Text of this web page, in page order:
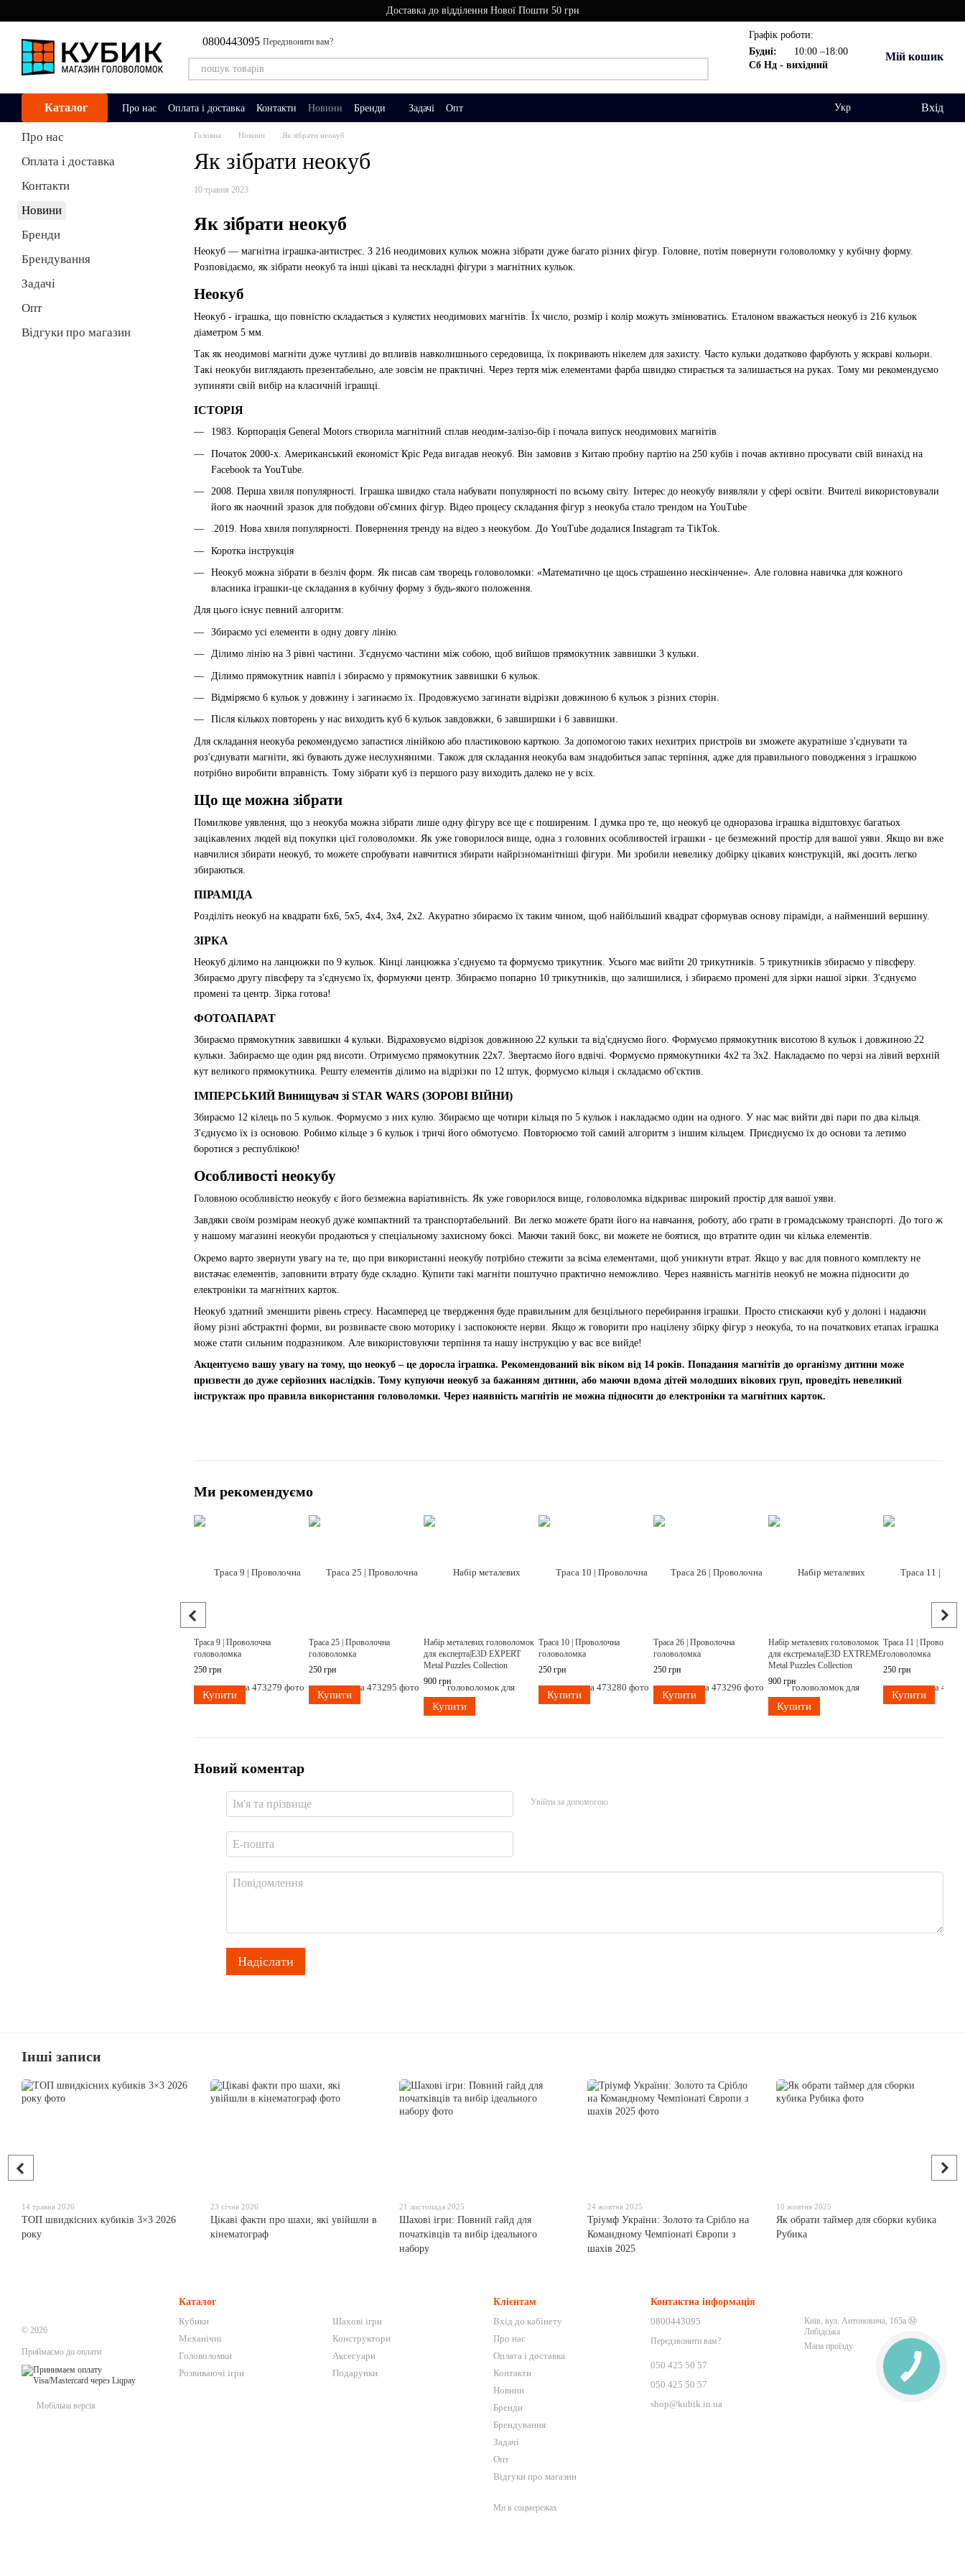
Доставка до відділення Нової Пошти 50 грн
0800443095 Передзвонити вам?
Графік роботи:
Будні:
10:00 –18:00
Сб Нд - вихідний
Мій кошик
Каталог Про нас Оплата і доставка Контакти Новини Бренди Задачі Опт Укр Вхід
Головна Новини Як зібрати неокуб
Як зібрати неокуб
10 травня 2023
Як зібрати неокуб
Неокуб — магнітна іграшка-антистрес. З 216 неодимових кульок можна зібрати дуже багато різних фігур. Головне, потім повернути головоломку у кубічну форму.
Розповідаємо, як зібрати неокуб та інші цікаві та нескладні фігури з магнітних кульок.
Неокуб
Неокуб - іграшка, що повністю складається з кулястих неодимових магнітів. Їх число, розмір і колір можуть змінюватись. Еталоном вважається неокуб із 216 кульок
діаметром 5 мм.
Так як неодимові магніти дуже чутливі до впливів навколишнього середовища, їх покривають нікелем для захисту. Часто кульки додатково фарбують у яскраві кольори.
Такі неокуби виглядають презентабельно, але зовсім не практичні. Через тертя між елементами фарба швидко стирається та залишається на руках. Тому ми рекомендуємо
зупиняти свій вибір на класичній іграшці.
ІСТОРІЯ
1983. Корпорація General Motors створила магнітний сплав неодим-залізо-бір і почала випуск неодимових магнітів
Початок 2000-х. Американський економіст Кріс Реда вигадав неокуб. Він замовив з Китаю пробну партію на 250 кубів і почав активно просувати свій винахід на
Facebook та YouTube.
2008. Перша хвиля популярності. Іграшка швидко стала набувати популярності по всьому світу. Інтерес до неокубу виявляли у сфері освіти. Вчителі використовували
його як наочний зразок для побудови об'ємних фігур. Відео процесу складання фігур з неокуба стало трендом на YouTube
.2019. Нова хвиля популярності. Повернення тренду на відео з неокубом. До YouTube додалися Instagram та TikTok.
Коротка інструкція
Неокуб можна зібрати в безліч форм. Як писав сам творець головоломки: «Математично це щось страшенно нескінченне». Але головна навичка для кожного
власника іграшки-це складання в кубічну форму з будь-якого положення.
Для цього існує певний алгоритм:
Збираємо усі елементи в одну довгу лінію.
Ділимо лінію на 3 рівні частини. З'єднуємо частини між собою, щоб вийшов прямокутник заввишки 3 кульки.
Ділимо прямокутник навпіл і збираємо у прямокутник заввишки 6 кульок.
Відміряємо 6 кульок у довжину і загинаємо їх. Продовжуємо загинати відрізки довжиною 6 кульок з різних сторін.
Після кількох повторень у нас виходить куб 6 кульок завдовжки, 6 завширшки і 6 заввишки.
Для складання неокуба рекомендуємо запастися лінійкою або пластиковою карткою. За допомогою таких нехитрих пристроїв ви зможете акуратніше з'єднувати та
роз'єднувати магніти, які бувають дуже неслухняними. Також для складання неокуба вам знадобиться запас терпіння, адже для правильного поводження з іграшкою
потрібно виробити вправність. Тому зібрати куб із першого разу виходить далеко не у всіх.
Що ще можна зібрати
Помилкове уявлення, що з неокуба можна зібрати лише одну фігуру все ще є поширеним. І думка про те, що неокуб це одноразова іграшка відштовхує багатьох
зацікавлених людей від покупки цієї головоломки. Як уже говорилося вище, одна з головних особливостей іграшки - це безмежний простір для вашої уяви. Якщо ви вже
навчилися збирати неокуб, то можете спробувати навчитися збирати найрізноманітніші фігури. Ми зробили невелику добірку цікавих конструкцій, які досить легко
збираються.
ПІРАМІДА
Розділіть неокуб на квадрати 6х6, 5х5, 4х4, 3х4, 2х2. Акуратно збираємо їх таким чином, щоб найбільший квадрат сформував основу піраміди, а найменший вершину.
ЗІРКА
Неокуб ділимо на ланцюжки по 9 кульок. Кінці ланцюжка з'єднуємо та формуємо трикутник. Усього має вийти 20 трикутників. 5 трикутників збираємо у півсферу.
Збираємо другу півсферу та з'єднуємо їх, формуючи центр. Збираємо попарно 10 трикутників, що залишилися, і збираємо промені для зірки нашої зірки. З'єднуємо
промені та центр. Зірка готова!
ФОТОАПАРАТ
Збираємо прямокутник заввишки 4 кульки. Відраховуємо відрізок довжиною 22 кульки та від'єднуємо його. Формуємо прямокутник висотою 8 кульок і довжиною 22
кульки. Забираємо ще один ряд висоти. Отримуємо прямокутник 22х7. Звертаємо його вдвічі. Формуємо прямокутники 4х2 та 3х2. Накладаємо по черзі на лівий верхній
кут великого прямокутника. Решту елементів ділимо на відрізки по 12 штук, формуємо кільця і складаємо об'єктив.
ІМПЕРСЬКИЙ Винищувач зі STAR WARS (ЗОРОВІ ВІЙНИ)
Збираємо 12 кілець по 5 кульок. Формуємо з них кулю. Збираємо ще чотири кільця по 5 кульок і накладаємо один на одного. У нас має вийти дві пари по два кільця.
З'єднуємо їх із основою. Робимо кільце з 6 кульок і тричі його обмотуємо. Повторюємо той самий алгоритм з іншим кільцем. Приєднуємо їх до основи та летимо
боротися з республікою!
Особливості неокубу
Головною особливістю неокубу є його безмежна варіативність. Як уже говорилося вище, головоломка відкриває широкий простір для вашої уяви.
Завдяки своїм розмірам неокуб дуже компактний та транспортабельний. Ви легко можете брати його на навчання, роботу, або грати в громадському транспорті. До того ж
у нашому магазині неокуби продаються у спеціальному захисному боксі. Маючи такий бокс, ви можете не боятися, що втратите один чи кілька елементів.
Окремо варто звернути увагу на те, що при використанні неокубу потрібно стежити за всіма елементами, щоб уникнути втрат. Якщо у вас для повного комплекту не
вистачає елементів, заповнити втрату буде складно. Купити такі магніти поштучно практично неможливо. Через наявність магнітів неокуб не можна підносити до
електроніки та магнітних карток.
Неокуб здатний зменшити рівень стресу. Насамперед це твердження буде правильним для безцільного перебирання іграшки. Просто стискаючи куб у долоні і надаючи
йому різні абстрактні форми, ви розвиваєте свою моторику і заспокоюєте нерви. Якщо ж говорити про націлену збірку фігур з неокуба, то на початкових етапах іграшка
може стати сильним подразником. Але використовуючи терпіння та нашу інструкцію у вас все вийде!
Акцентуємо вашу увагу на тому, що неокуб – це доросла іграшка. Рекомендований вік віком від 14 років. Попадання магнітів до організму дитини може
призвести до дуже серйозних наслідків. Тому купуючи неокуб за бажанням дитини, або маючи вдома дітей молодших вікових груп, проведіть невеликий
інструктаж про правила використання головоломки. Через наявність магнітів не можна підносити до електроніки та магнітних карток.
Ми рекомендуємо
Траса 9 | Проволочна
головоломка
250 грн
Купити
Траса 25 | Проволочна
головоломка
250 грн
Купити
Набір металевих головоломок
для експерта|E3D EXPERT
Metal Puzzles Collection
900 грн
Купити
Траса 10 | Проволочна
головоломка
250 грн
Купити
Траса 26 | Проволочна
головоломка
250 грн
Купити
Набір металевих головоломок
для екстремала|E3D EXTREME
Metal Puzzles Collection
900 грн
Купити
Траса 11 | Проволочна
головоломка
250 грн
Купити
Новий коментар
Увійти за допомогою
Надіслати
Про нас
Оплата і доставка
Контакти
Новини
Бренди
Брендування
Задачі
Опт
Відгуки про магазин
Інші записи
14 травня 2026
ТОП швидкісних кубиків 3×3 2026
року
23 січня 2026
Цікаві факти про шахи, які увійшли в
кінематограф
21 листопада 2025
Шахові ігри: Повний гайд для
початківців та вибір ідеального
набору
24 жовтня 2025
Тріумф України: Золото та Срібло на
Командному Чемпіонаті Європи з
шахів 2025
10 жовтня 2025
Як обрати таймер для сборки кубика
Рубика
© 2026
Приймаємо до оплати
Мобільна версія
Каталог
Кубики
Механічні
Головоломки
Розвиваючі ігри
Шахові ігри
Конструктори
Аксесуари
Подарунки
Клієнтам
Вхід до кабінету
Про нас
Оплата і доставка
Контакти
Новини
Бренди
Брендування
Задачі
Опт
Відгуки про магазин
Ми в соцмережах
Контактна інформація
0800443095
Передзвонити вам?
050 425 50 57
050 425 50 57
shop@kubik.in.ua
Київ, вул. Антоновича, 165а Ⓜ️
Либідська
Мапа проїзду